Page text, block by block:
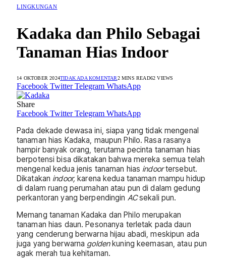
LINGKUNGAN
Kadaka dan Philo Sebagai
Tanaman Hias Indoor
14 OKTOBER 2024TIDAK ADA KOMENTAR2 MINS READ62VIEWS
Facebook Twitter Telegram WhatsApp
Share
Facebook Twitter Telegram WhatsApp
Pada dekade dewasa ini, siapa yang tidak mengenal
tanaman hias Kadaka, maupun Philo. Rasa rasanya
hampir banyak orang, terutama pecinta tanaman hias
berpotensi bisa dikatakan bahwa mereka semua telah
mengenal kedua jenis tanaman hias indoortersebut.
Dikatakan indoor, karena kedua tanaman mampu hidup
di dalam ruang perumahan atau pun di dalam gedung
perkantoran yang berpendingin ACsekali pun.
Memang tanaman Kadaka dan Philo merupakan
tanaman hias daun. Pesonanya terletak pada daun
yang cenderung berwarna hijau abadi, meskipun ada
juga yang berwarna goldenkuning keemasan, atau pun
agak merah tua kehitaman.